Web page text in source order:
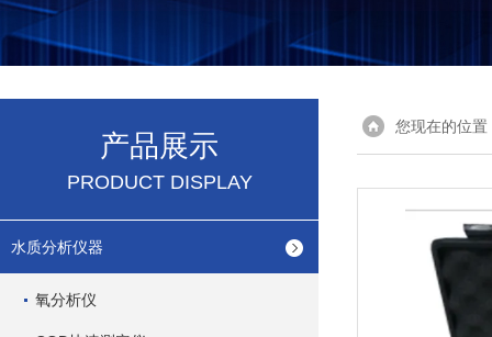
产品展示
PRODUCT DISPLAY
水质分析仪器
氧分析仪
您现在的位置